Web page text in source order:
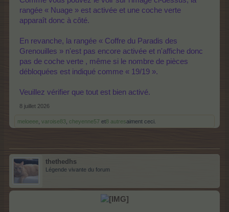
rangée « Nuage » est activée et une coche verte
apparaît donc à côté.
En revanche, la rangée « Coffre du Paradis des
Grenouilles » n'est pas encore activée et n'affiche donc
pas de coche verte , même si le nombre de pièces
débloquées est indiqué comme « 19/19 ».
Veuillez vérifier que tout est bien activé.
8 juillet 2026
meloeee varoise83 cheyenne57 et8 autresaiment ceci.
thethedhs
Légende vivante du forum